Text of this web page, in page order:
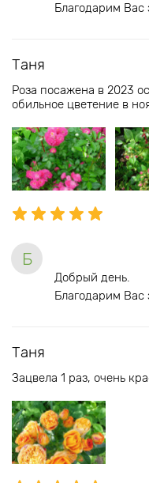
Благодарим
Таня
Роза посажена в 2023
обильное цветение в
Б
Добрый день.
Благодарим
Таня
Зацвела 1 раз, очень